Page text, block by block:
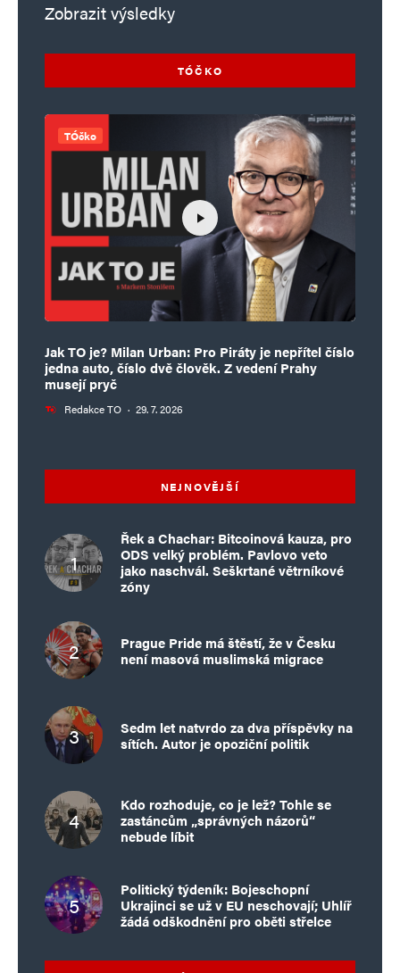
Zobrazit výsledky
TÓČKO
TÓčko
Jak TO je? Milan Urban: Pro Piráty je nepřítel číslo
jedna auto, číslo dvě člověk. Z vedení Prahy
musejí pryč
Redakce TO · 29. 7. 2026
NEJNOVĚJŠÍ
Řek a Chachar: Bitcoinová kauza, pro
ODS velký problém. Pavlovo veto
jako naschvál. Seškrtané větrníkové
zóny
Prague Pride má štěstí, že v Česku
není masová muslimská migrace
Sedm let natvrdo za dva příspěvky na
sítích. Autor je opoziční politik
Kdo rozhoduje, co je lež? Tohle se
zastáncům „správných názorů“
nebude líbit
Politický týdeník: Bojeschopní
Ukrajinci se už v EU neschovají; Uhlíř
žádá odškodnění pro oběti střelce